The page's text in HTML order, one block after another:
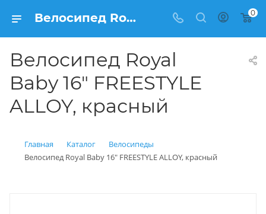
Велосипед Royal Baby 16" FREESTYLE ALLOY, красный купить: цена 13 100 рублей в Балашихе | Интернет магазин Вело150 0
Велосипед Royal
Baby 16" FREESTYLE
ALLOY, красный
Главная Каталог
Велосипеды
Велосипед Royal Baby 16" FREESTYLE ALLOY, красный